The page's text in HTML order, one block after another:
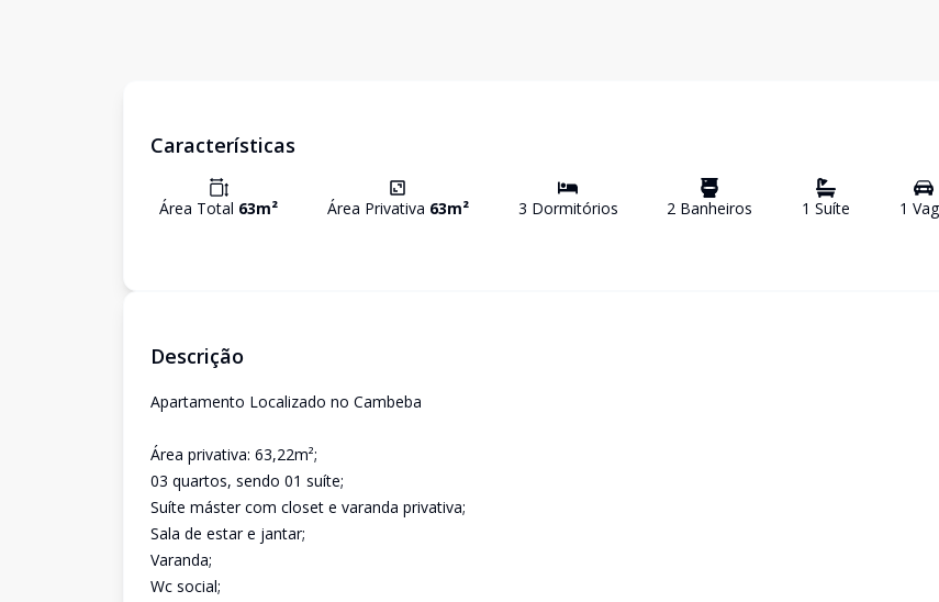
Características
Área Total 63m² Área Privativa 63m² 3 Dormitórios 2 Banheiros 1 Suíte 1
Descrição
Apartamento Localizado no Cambeba
Área privativa: 63,22m²;
03 quartos, sendo 01 suíte;
Suíte máster com closet e varanda privativa;
Sala de estar e jantar;
Varanda;
Wc social;